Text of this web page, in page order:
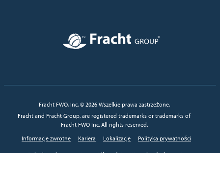
Fracht FWO, Inc. © 2026 Wszelkie prawa zastrzeżone.
Fracht and Fracht Group, are registered trademarks or trademarks of
Fracht FWO Inc. All rights reserved.
Informacje zwrotne
Kariera Lokalizacje Polityka prywatności
Polityka zgłaszania nieprawidłowości Warunki użytkowania